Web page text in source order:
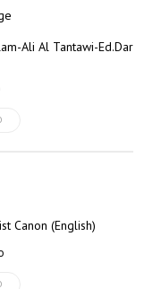
Ali Al Tantawi-Ed.Dar
Canon (English)